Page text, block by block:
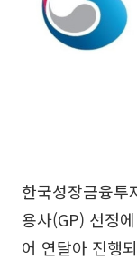
한국성장금융투
용사(GP) 선정
어 연달아 진행